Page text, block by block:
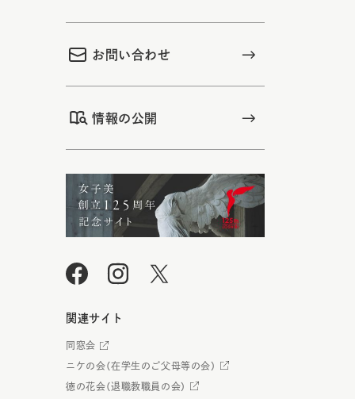
お問い合わせ
情報の公開
関連サイト
同窓会
ニケの会（在学生のご父母等の会）
徳の花会（退職教職員の会）